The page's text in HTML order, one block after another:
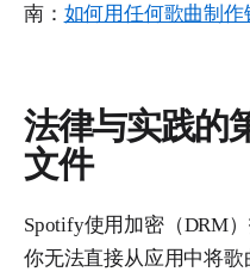
南： 如何用任何歌曲制作
法律与实践的
文件
Spotify使用加密（DRM
你无法直接从应用中将歌